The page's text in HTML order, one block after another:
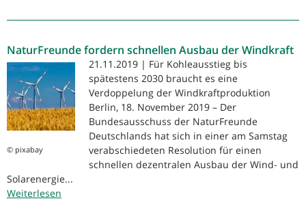
schützen
GroKo
retten!
NaturFreunde fordern schnellen Ausbau der Windkraft
© pixabay
21.11.2019 | Für Kohleausstieg bis
spätestens 2030 braucht es eine
Verdoppelung der Windkraftproduktion
Berlin, 18. November 2019 – Der
Bundesausschuss der NaturFreunde
Deutschlands hat sich in einer am Samstag
verabschiedeten Resolution für einen
schnellen dezentralen Ausbau der Wind- und
Solarenergie...
Weiterlesen